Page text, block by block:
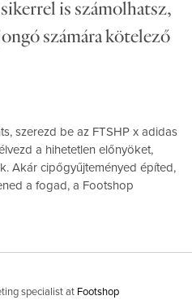
is számolhatsz,
számára kötelező
szerezd be az FTSHP x adidas
a hihetetlen előnyöket,
Akár cipőgyűjteményed építed,
a fogad, a Footshop
specialistat Footshop